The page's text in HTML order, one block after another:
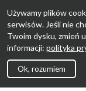
Używamy plików
serwisów. Jeśli nie
Twoim dysku, zmień
informacji: polityka
Ok, rozumiem